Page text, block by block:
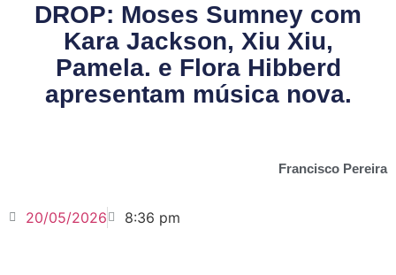
DROP: Moses Sumney com
Kara Jackson, Xiu Xiu,
Pamela. e Flora Hibberd
apresentam música nova.
Francisco Pereira
20/05/2026 8:36 pm